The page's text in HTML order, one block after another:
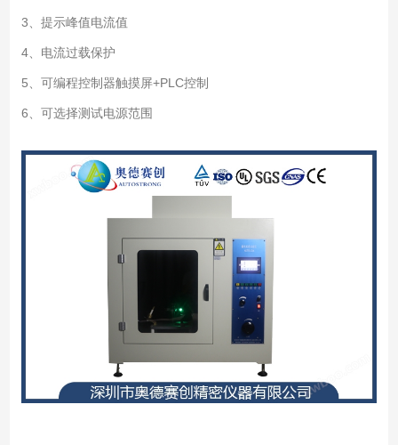
3、提示峰值电流值
4、电流过载保护
5、可编程控制器触摸屏+PLC控制
6、可选择测试电源范围